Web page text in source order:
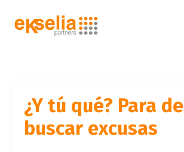
¿Y tú qué? Para de
buscar excusas